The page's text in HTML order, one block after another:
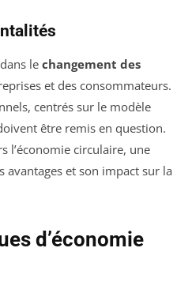
le changement des
et des consommateurs.
centrés sur le modèle
être remis en question.
l’économie circulaire, une
avantages et son impact sur la
d’économie